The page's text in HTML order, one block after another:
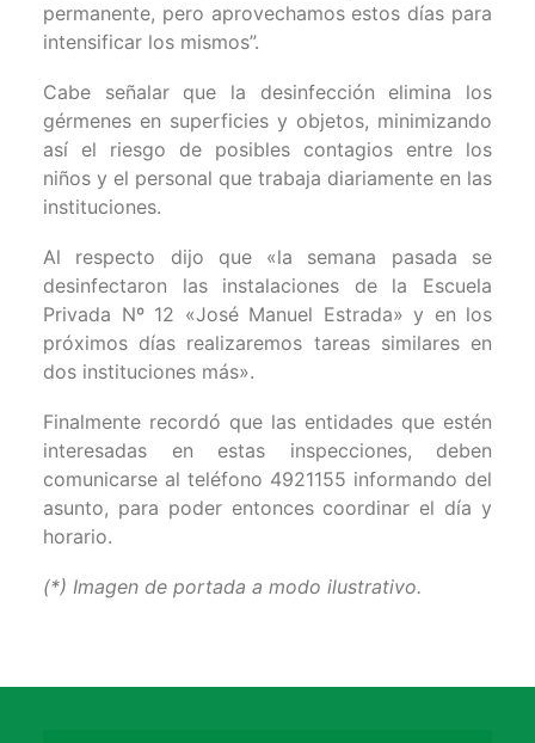
permanente, pero aprovechamos estos días para
intensificar los mismos”.
Cabe señalar que la desinfección elimina los
gérmenes en superficies y objetos, minimizando
así el riesgo de posibles contagios entre los
niños y el personal que trabaja diariamente en las
instituciones.
Al respecto dijo que «la semana pasada se
desinfectaron las instalaciones de la Escuela
Privada Nº 12 «José Manuel Estrada» y en los
próximos días realizaremos tareas similares en
dos instituciones más».
Finalmente recordó que las entidades que estén
interesadas en estas inspecciones, deben
comunicarse al teléfono 4921155 informando del
asunto, para poder entonces coordinar el día y
horario.
(*) Imagen de portada a modo ilustrativo.